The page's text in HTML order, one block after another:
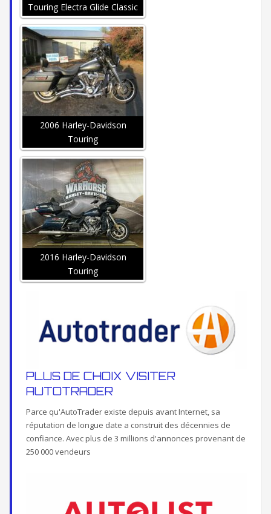
Touring Electra Glide Classic
2006 Harley-Davidson
Touring
2016 Harley-Davidson
Touring
PLUS DE CHOIX VISITER
AUTOTRADER
Parce qu'AutoTrader existe depuis avant Internet, sa
réputation de longue date a construit des décennies de
confiance. Avec plus de 3 millions d'annonces provenant de
250 000 vendeurs